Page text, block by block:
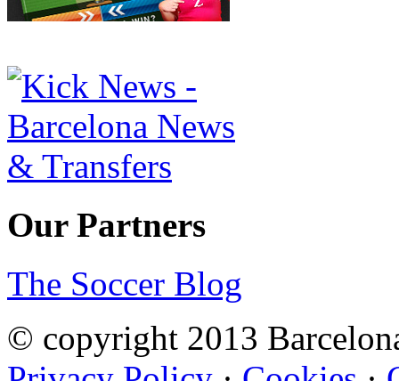
Our Partners
The Soccer Blog
© copyright 2013